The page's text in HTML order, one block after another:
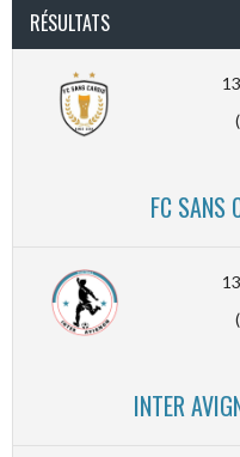
RÉSULTATS
FC SANS
INTER